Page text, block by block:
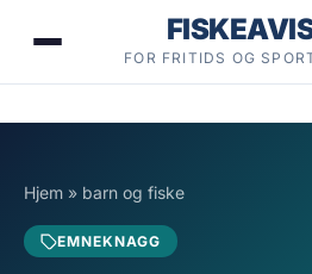
FOR FRITIDS OG
Hjem » barn og fiske
EMNEKNAGG